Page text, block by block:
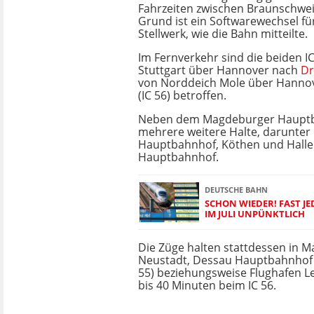
Fahrzeiten zwischen
Grund ist ein Softwarewechsel
Stellwerk, wie die Bahn mitteilte.
Im Fernverkehr sind die beiden
Stuttgart über Hannover nach
von Norddeich Mole über
(IC 56) betroffen.
Neben dem Magdeburger
mehrere weitere Halte, darunter
Hauptbahnhof, Köthen und Halle
Hauptbahnhof.
DEUTSCHE BAHN
SCHON WIEDER! FAST
IM JULI UNPÜNKTLICH
Die Züge halten stattdessen in
Neustadt, Dessau
55) beziehungsweise Flughafen
bis 40 Minuten beim IC 56.